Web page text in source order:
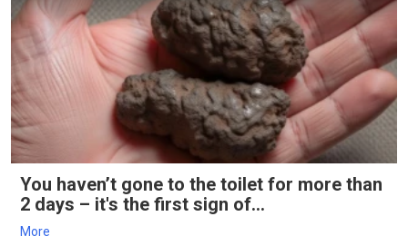
You haven’t gone to the toilet for more than
2 days – it's the first sign of...
More